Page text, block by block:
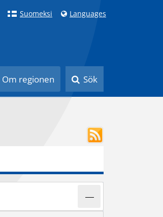
Suomeksi Languages
Om regionen Sök